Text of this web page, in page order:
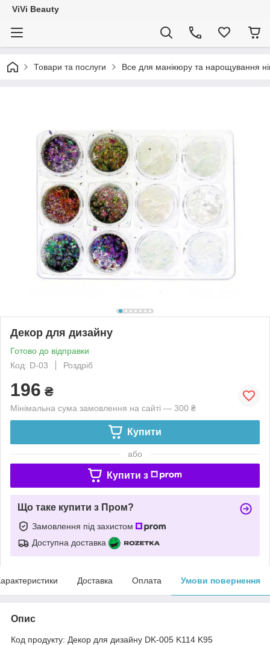
ViVi Beauty
Товари та послуги Все для манікюру та нарощування
Декор для дизайну
Готово до відправки
Код: D-03
Роздріб
196 ₴
Мінімальна сума замовлення на сайті — 300 ₴
Купити
або
Купити з
Що таке купити з Пром?
Замовлення під захистом
Доступна доставка
Доставка Оплата Умови повернення
Опис
Код продукту: Декор для дизайну DK-005 K114 K95